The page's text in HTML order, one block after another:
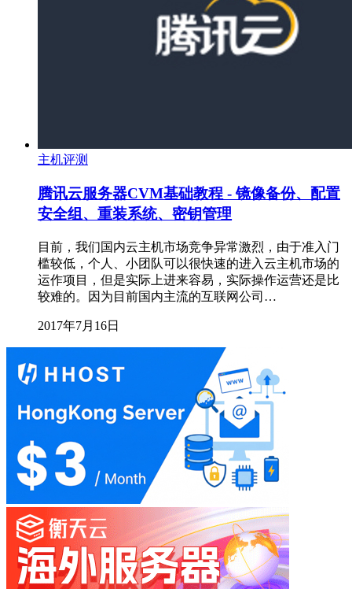
主机评测
腾讯云服务器CVM基础教程 - 镜像备份、配置
安全组、重装系统、密钥管理
目前，我们国内云主机市场竞争异常激烈，由于准入门
槛较低，个人、小团队可以很快速的进入云主机市场的
运作项目，但是实际上进来容易，实际操作运营还是比
较难的。因为目前国内主流的互联网公司…
2017年7月16日